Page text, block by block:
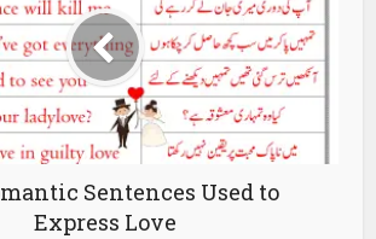
Sentences Used to
Express Love